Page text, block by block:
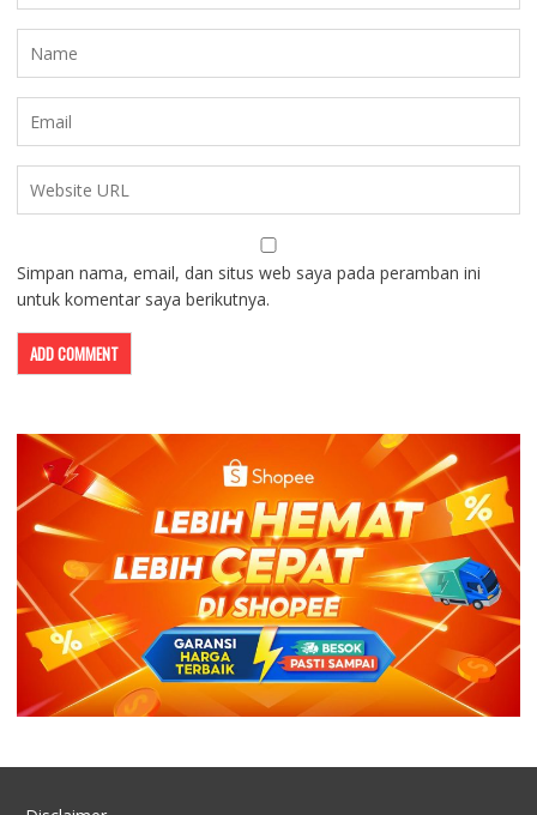
Simpan nama, email, dan situs web saya pada peramban ini
untuk komentar saya berikutnya.